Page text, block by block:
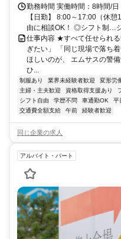
勤務時間 実働時間：8時間/
【日勤】 8:00～17:00（休
由に相談OK！ ◎シフト制…
仕事内容 ★すべて任せられ
ぎたい」 「同じ現場で落ち
ほしいのが、 エムサスの警
ひ...
制服あり 業界未経験者歓迎 変形労
主婦・主夫歓迎
資格取得支援あり
シフト自由
学歴不問 車通勤OK 平
交通費全額支給
午前 経験者歓迎
同じ企業の求人
アルバイト・パート